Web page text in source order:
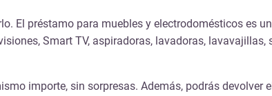
El préstamo para muebles y electrodomésticos es
Smart TV, aspiradoras, lavadoras,
importe, sin sorpresas. Además, podrás devolver